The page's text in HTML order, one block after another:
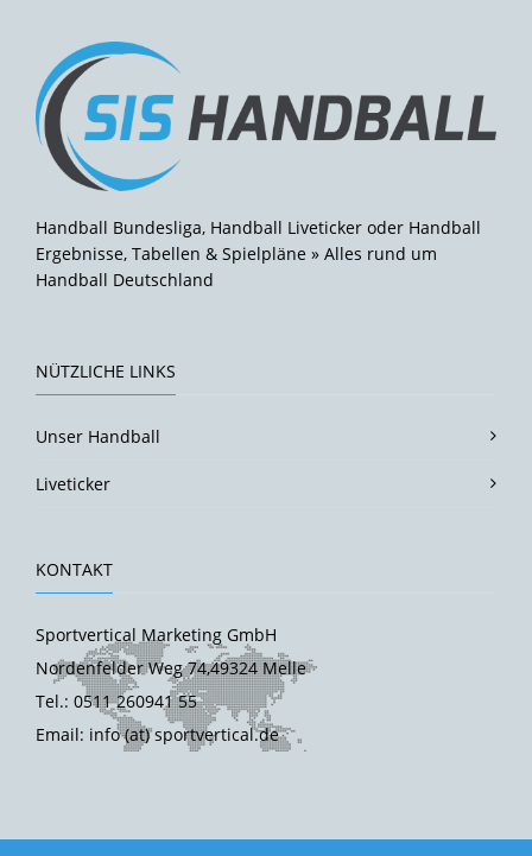
Handball Bundesliga, Handball Liveticker oder Handball
Ergebnisse, Tabellen & Spielpläne » Alles rund um
Handball Deutschland
NÜTZLICHE LINKS
Unser Handball
Liveticker
KONTAKT
Sportvertical Marketing GmbH
Nordenfelder Weg 74,49324 Melle
Tel.: 0511 260941 55
Email: info (at) sportvertical.de